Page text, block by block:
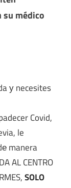
médico
у necesites
Covid,
le
manera
AL CENTRO
SOLO